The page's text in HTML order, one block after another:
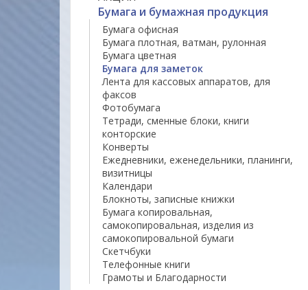
Бумага и бумажная продукция
Бумага офисная
Бумага плотная, ватман, рулонная
Бумага цветная
Бумага для заметок
Лента для кассовых аппаратов, для
факсов
Фотобумага
Тетради, сменные блоки, книги
конторские
Конверты
Ежедневники, еженедельники, планинги,
визитницы
Календари
Блокноты, записные книжки
Бумага копировальная,
самокопировальная, изделия из
самокопировальной бумаги
Скетчбуки
Телефонные книги
Грамоты и Благодарности